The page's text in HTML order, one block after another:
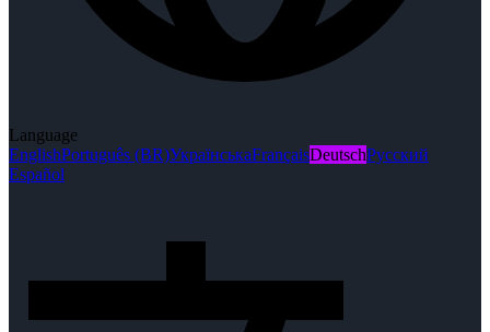
Language
EnglishPortuguês (BR)УкраїнськаFrançaisDeutschРусский
Español